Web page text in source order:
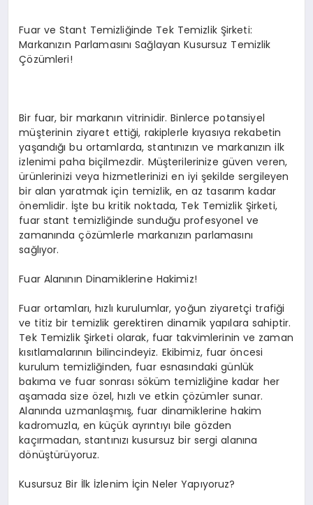
Fuar ve Stant Temizliğinde Tek Temizlik Şirketi:
Markanızın Parlamasını Sağlayan Kusursuz Temizlik
Çözümleri!
Bir fuar, bir markanın vitrinidir. Binlerce potansiyel
müşterinin ziyaret ettiği, rakiplerle kıyasıya rekabetin
yaşandığı bu ortamlarda, stantınızın ve markanızın ilk
izlenimi paha biçilmezdir. Müşterilerinize güven veren,
ürünlerinizi veya hizmetlerinizi en iyi şekilde sergileyen
bir alan yaratmak için temizlik, en az tasarım kadar
önemlidir. İşte bu kritik noktada, Tek Temizlik Şirketi,
fuar stant temizliğinde sunduğu profesyonel ve
zamanında çözümlerle markanızın parlamasını
sağlıyor.
Fuar Alanının Dinamiklerine Hakimiz!
Fuar ortamları, hızlı kurulumlar, yoğun ziyaretçi trafiği
ve titiz bir temizlik gerektiren dinamik yapılara sahiptir.
Tek Temizlik Şirketi olarak, fuar takvimlerinin ve zaman
kısıtlamalarının bilincindeyiz. Ekibimiz, fuar öncesi
kurulum temizliğinden, fuar esnasındaki günlük
bakıma ve fuar sonrası söküm temizliğine kadar her
aşamada size özel, hızlı ve etkin çözümler sunar.
Alanında uzmanlaşmış, fuar dinamiklerine hakim
kadromuzla, en küçük ayrıntıyı bile gözden
kaçırmadan, stantınızı kusursuz bir sergi alanına
dönüştürüyoruz.
Kusursuz Bir İlk İzlenim İçin Neler Yapıyoruz?